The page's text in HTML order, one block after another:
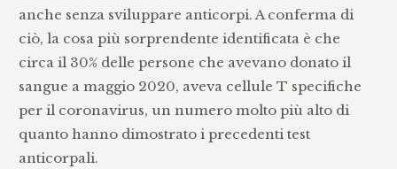
anche senza sviluppare anticorpi. A conferma di
ciò, la cosa più sorprendente identificata è che
circa il 30% delle persone che avevano donato il
sangue a maggio 2020, aveva cellule T specifiche
per il coronavirus, un numero molto più alto di
quanto hanno dimostrato i precedenti test
anticorpali.